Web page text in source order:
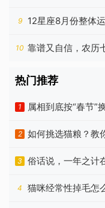
年更好
9 12星座8月份整体
10 靠谱又自信，农历
热门推荐
1 属相到底按“春节”
2 如何挑选猫粮？教
3
俗话说，一年之计
希望
4 猫咪经常性掉毛怎